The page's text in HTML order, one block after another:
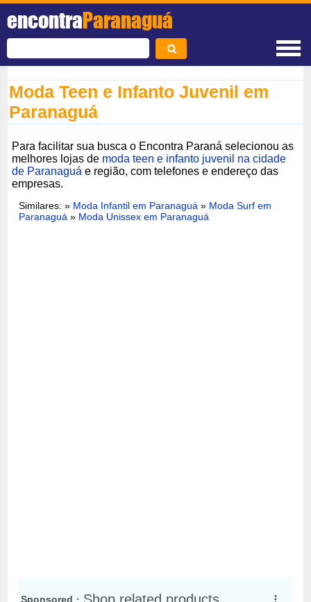
encontraParanaguá
Moda Teen e Infanto Juvenil em
Paranaguá
Para facilitar sua busca o Encontra Paraná selecionou as
melhores lojas de moda teen e infanto juvenil na cidade
de Paranaguá e região, com telefones e endereço das
empresas.
Similares: » Moda Infantil em Paranaguá » Moda Surf em
Paranaguá » Moda Unissex em Paranaguá